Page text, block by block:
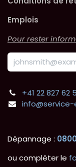
Emplois
Pour rester
+41 22 827 62
Dépannage : 0800
ou compléter le